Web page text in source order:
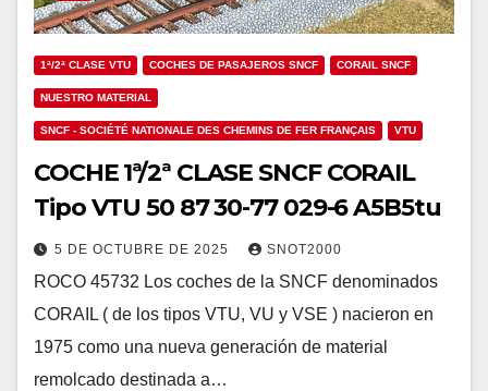
1ª/2ª CLASE VTU COCHES DE PASAJEROS SNCF CORAIL SNCF
NUESTRO MATERIAL
SNCF - SOCIÉTÉ NATIONALE DES CHEMINS DE FER FRANÇAIS VTU
COCHE 1ª/2ª CLASE SNCF CORAIL
Tipo VTU 50 87 30-77 029-6 A5B5tu
5 DE OCTUBRE DE 2025 SNOT2000
ROCO 45732 Los coches de la SNCF denominados
CORAIL ( de los tipos VTU, VU y VSE ) nacieron en
1975 como una nueva generación de material
remolcado destinada a…